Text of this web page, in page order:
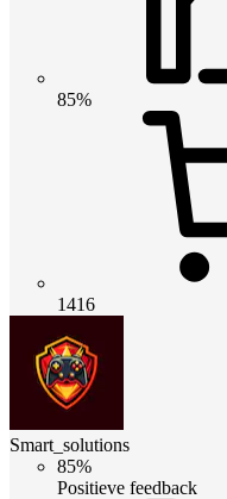
85%
1416
Smart_solutions
85%
Positieve feedback